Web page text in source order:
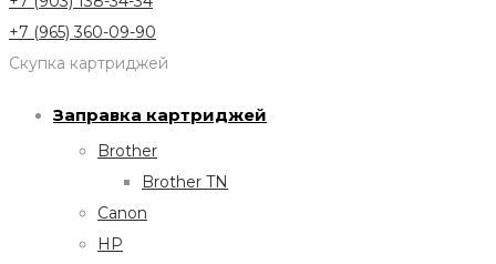
+7 (965) 360-09-90
Скупка картриджей
Заправка картриджей
Brother
Brother TN
Canon
HP